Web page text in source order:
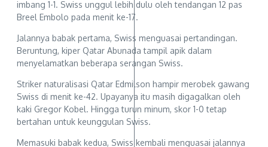
imbang 1-1. Swiss unggul lebih dulu oleh tendangan 12 pas
Breel Embolo pada menit ke-17.
Jalannya babak pertama, Swiss menguasai pertandingan.
Beruntung, kiper Qatar Abunada tampil apik dalam
menyelamatkan beberapa serangan Swiss.
Striker naturalisasi Qatar Edmilson hampir merobek gawang
Swiss di menit ke-42. Upayanya itu masih digagalkan oleh
kaki Gregor Kobel. Hingga turun minum, skor 1-0 tetap
bertahan untuk keunggulan Swiss.
Memasuki babak kedua, Swiss kembali menguasai jalannya